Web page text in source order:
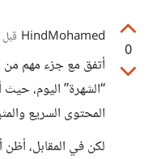
0
HindMohamed
أتفق مع جزء مهم من
“الشهرة” اليوم،
المحتوى السريع
لكن في المقابل،